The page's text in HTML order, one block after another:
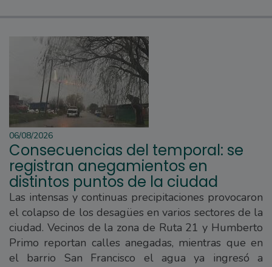
06/08/2026
Consecuencias del temporal: se
registran anegamientos en
distintos puntos de la ciudad
Las intensas y continuas precipitaciones provocaron
el colapso de los desagües en varios sectores de la
ciudad. Vecinos de la zona de Ruta 21 y Humberto
Primo reportan calles anegadas, mientras que en
el barrio San Francisco el agua ya ingresó a